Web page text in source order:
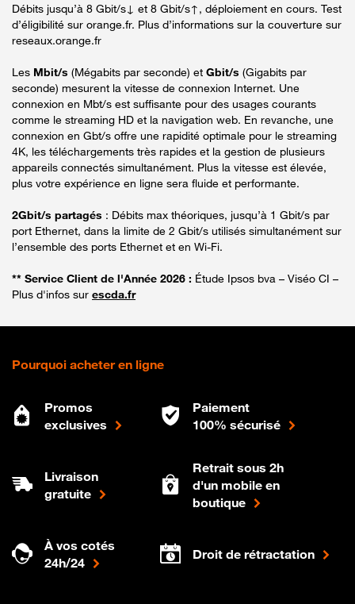
Débits jusqu’à 8 Gbit/s↓ et 8 Gbit/s↑, déploiement en cours. Test
d’éligibilité sur orange.fr. Plus d’informations sur la couverture sur
reseaux.orange.fr
Les Mbit/s (Mégabits par seconde) et Gbit/s (Gigabits par
seconde) mesurent la vitesse de connexion Internet. Une
connexion en Mbt/s est suffisante pour des usages courants
comme le streaming HD et la navigation web. En revanche, une
connexion en Gbt/s offre une rapidité optimale pour le streaming
4K, les téléchargements très rapides et la gestion de plusieurs
appareils connectés simultanément. Plus la vitesse est élevée,
plus votre expérience en ligne sera fluide et performante.
2Gbit/s partagés : Débits max théoriques, jusqu’à 1 Gbit/s par
port Ethernet, dans la limite de 2 Gbit/s utilisés simultanément sur
l’ensemble des ports Ethernet et en Wi-Fi.
** Service Client de l'Année 2026 : Étude Ipsos bva – Viséo CI –
Plus d'infos sur escda.fr
Pourquoi acheter en ligne
Promos
exclusives
Paiement
100% sécurisé
Livraison
gratuite
Retrait sous 2h
d'un mobile en
boutique
À vos cotés
24h/24
Droit de rétractation